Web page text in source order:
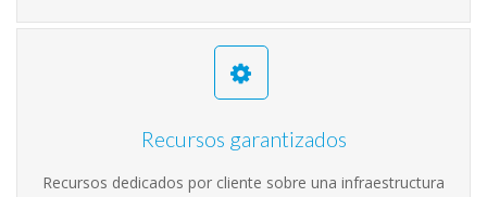
Recursos garantizados
Recursos dedicados por cliente sobre una infraestructura